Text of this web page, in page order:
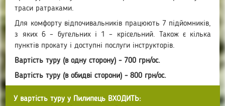
траси ратраками.
Для комфорту відпочивальників працюють 7 підйомників,
з яких 6 – бугельних і 1 – крісельний. Також є кілька
пунктів прокату і доступні послуги інструкторів.
Вартість туру (в одну сторону) - 700 грн/ос.
Вартість туру (в обидві сторони) - 800 грн/ос.
У вартість туру у Пилипець ВХОДИТЬ: